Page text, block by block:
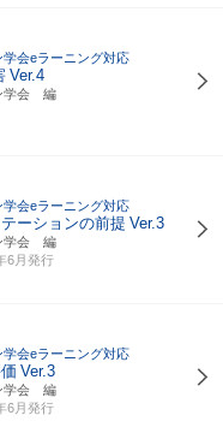
会eラーニング対応
Ver.4
学会 編
会eラーニング対応
ーションの前提 Ver.3
学会 編
6月発行
会eラーニング対応
Ver.3
学会 編
6月発行